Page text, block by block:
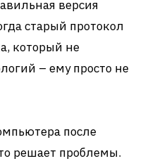
версия
старый протокол
который не
– ему просто не
после
решает проблемы.